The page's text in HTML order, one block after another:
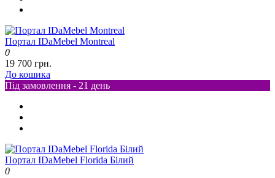
Портал IDaMebel Montreal
0
19 700 грн.
До кошика
Під замовлення - 21 день
Портал IDaMebel Florida Білий
0